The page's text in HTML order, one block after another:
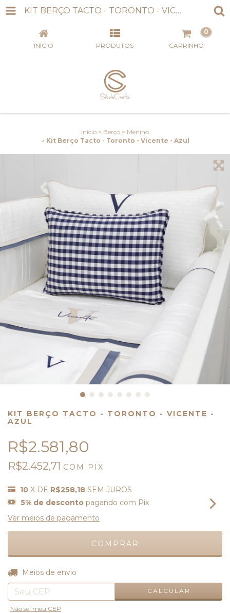
KIT BERÇO TACTO - TORONTO - VICENTE - AZUL
INÍCIO PRODUTOS CARRINHO
0
Início > Berço > Menino
> Kit Berço Tacto - Toronto - Vicente - Azul
KIT BERÇO TACTO - TORONTO - VICENTE -
AZUL
R$2.581,80
R$2.452,71 COM PIX
10 X DE R$258,18 SEM JUROS
5% de desconto pagando com Pix
Ver meios de pagamento
Entregas para o CEP:
Meios de envio
CALCULAR
Não sei meu CEP